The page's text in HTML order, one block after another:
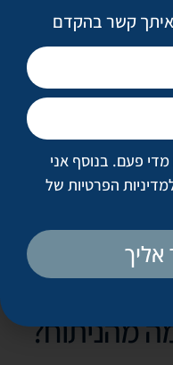
בתוך יום
אי נוחות אחרת, אפשר
שתקבלו מהרופא.
מהניתוח?
איתך קשר בהקדם
פעם. בנוסף אני
הפרטיות של
אליך